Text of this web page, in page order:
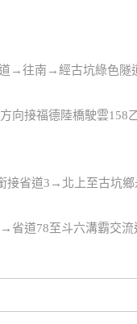
→往南→經古坑綠色
接福德陸橋駛雲
省道3→北上至古坑
省道78至斗六溝霸